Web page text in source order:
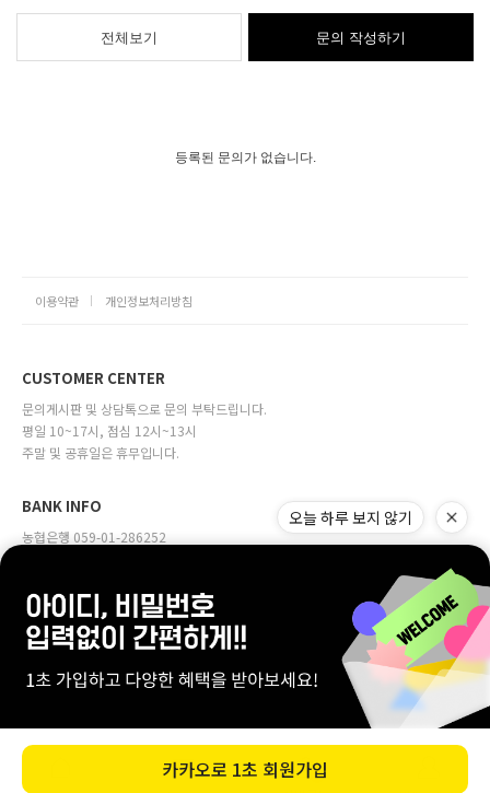
0
전체보기 문의 작성하기
등록된 문의가 없습니다.
이용약관 개인정보처리방침
CUSTOMER CENTER
문의게시판 및 상담톡으로 문의 부탁드립니다.
평일 10~17시, 점심 12시~13시
주말 및 공휴일은 휴무입니다.
BANK INFO
농협은행 059-01-286252
company:주식회사 다원물산 | owner:정근용
Address:서울특별시 마포구 월드컵로 31, 4층(합정동, 오벨리움빌딩)
Online sales license:서대문구청 제2002-00028호
Business license:111-81-29892[사업자번호확인]
Copyrightⓒ바자르몰.co.kr.inc all right reserved
오늘 하루 보지 않기
카카오로 1초 회원가입